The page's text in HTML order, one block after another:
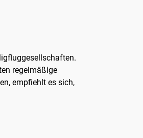
regelmäßige
empfiehlt es sich,